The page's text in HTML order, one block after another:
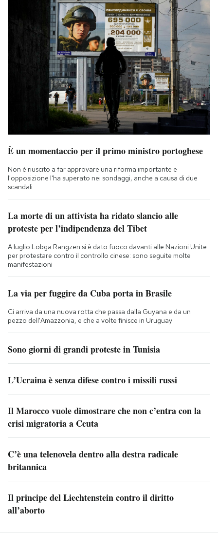
È un momentaccio per il primo ministro portoghese
Non è riuscito a far approvare una riforma importante e
l'opposizione l'ha superato nei sondaggi, anche a causa di due
scandali
La morte di un attivista ha ridato slancio alle
proteste per l’indipendenza del Tibet
A luglio Lobga Rangzen si è dato fuoco davanti alle Nazioni Unite
per protestare contro il controllo cinese: sono seguite molte
manifestazioni
La via per fuggire da Cuba porta in Brasile
Ci arriva da una nuova rotta che passa dalla Guyana e da un
pezzo dell'Amazzonia, e che a volte finisce in Uruguay
Sono giorni di grandi proteste in Tunisia
L’Ucraina è senza difese contro i missili russi
Il Marocco vuole dimostrare che non c’entra con la
crisi migratoria a Ceuta
C’è una telenovela dentro alla destra radicale
britannica
Il principe del Liechtenstein contro il diritto
all’aborto